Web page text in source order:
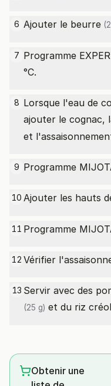
6 Ajouter le beurre
7 Programme EXPERT / vitesse 1A / 10
°C.
8 Lorsque l'eau de
ajouter le cognac,
et
9 Programme
10 Ajouter les hauts
11 Programme
12 Vérifier
13 Servir avec des
(25 g) et du riz
Obtenir une